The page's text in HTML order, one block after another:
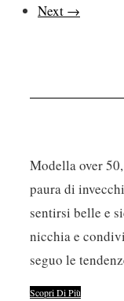
Next →
Modella over
paura di
sentirsi belle e
nicchia e
seguo le
Scopri Di Più